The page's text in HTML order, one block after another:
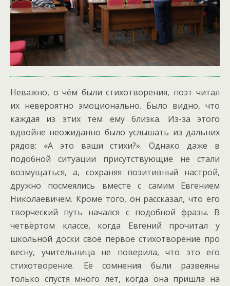
Неважно, о чём были стихотворения, поэт читал
их невероятно эмоционально. Было видно, что
каждая из этих тем ему близка. Из-за этого
вдвойне неожиданно было услышать из дальних
рядов: «А это ваши стихи?». Однако даже в
подобной ситуации присутствующие не стали
возмущаться, а, сохраняя позитивный настрой,
дружно посмеялись вместе с самим Евгением
Николаевичем. Кроме того, он рассказал, что его
творческий путь начался с подобной фразы. В
четвёртом классе, когда Евгений прочитал у
школьной доски своё первое стихотворение про
весну, учительница не поверила, что это его
стихотворение. Её сомнения были развеяны
только спустя много лет, когда она пришла на